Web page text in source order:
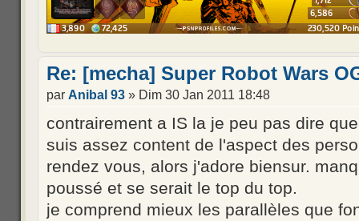
Re: [mecha] Super Robot Wars
par Anibal 93 » Dim 30 Jan 2011 18:48
contrairement a IS la je peu pas dire
suis assez content de l'aspect des
rendez vous, alors j'adore biensur.
poussé et se serait le top du top.
je comprend mieux les parallèles que